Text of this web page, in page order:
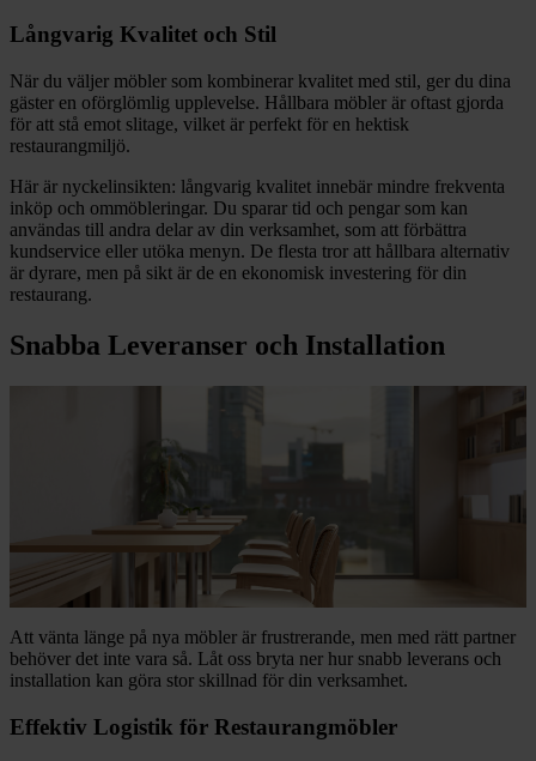
Långvarig Kvalitet och Stil
När du väljer möbler som kombinerar kvalitet med stil, ger du dina
gäster en oförglömlig upplevelse. Hållbara möbler är oftast gjorda
för att stå emot slitage, vilket är perfekt för en hektisk
restaurangmiljö.
Här är nyckelinsikten: långvarig kvalitet innebär mindre frekventa
inköp och ommöbleringar. Du sparar tid och pengar som kan
användas till andra delar av din verksamhet, som att förbättra
kundservice eller utöka menyn. De flesta tror att hållbara alternativ
är dyrare, men på sikt är de en ekonomisk investering för din
restaurang.
Snabba Leveranser och Installation
Att vänta länge på nya möbler är frustrerande, men med rätt partner
behöver det inte vara så. Låt oss bryta ner hur snabb leverans och
installation kan göra stor skillnad för din verksamhet.
Effektiv Logistik för Restaurangmöbler